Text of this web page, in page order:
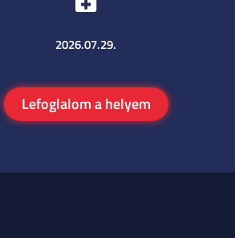
2026.07.29.
Lefoglalom a helyem